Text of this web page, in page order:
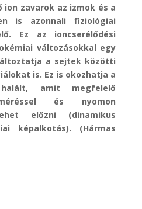
zavarok az izmok és a
is azonnali fiziológiai
Ez az ioncserélődési
változásokkal egy
a sejtek közötti
is. Ez is okozhatja a
amit megfelelő
és nyomon
előzni (dinamikus
képalkotás). (Hármas